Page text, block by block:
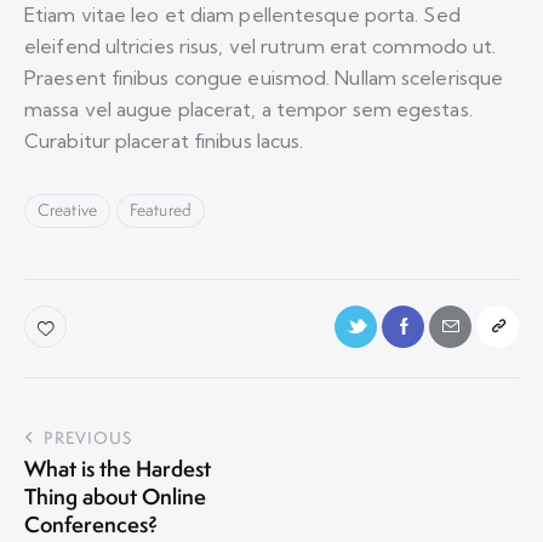
Etiam vitae leo et diam pellentesque porta. Sed
eleifend ultricies risus, vel rutrum erat commodo ut.
Praesent finibus congue euismod. Nullam scelerisque
massa vel augue placerat, a tempor sem egestas.
Curabitur placerat finibus lacus.
Creative Featured
PREVIOUS
What is the Hardest
Thing about Online
Conferences?